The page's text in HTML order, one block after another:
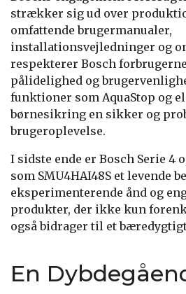
strækker sig ud over
omfattende brugermanualer,
installationsvejledninger og
respekterer Bosch
pålidelighed og
funktioner som AquaStop og
børnesikring en sikker og
brugeroplevelse.
I sidste ende er Bosch Serie 4
som SMU4HAI48S et levende
eksperimenterende ånd og
produkter, der ikke kun
også bidrager til et
En